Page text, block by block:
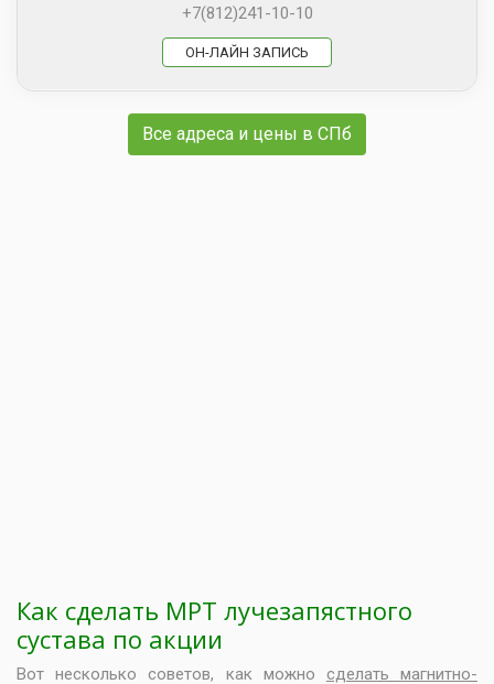
+7(812)241-10-10
ОН-ЛАЙН ЗАПИСЬ
Все адреса и цены в СПб
Как сделать МРТ лучезапястного
сустава по акции
Вот несколько советов, как можно сделать магнитно-